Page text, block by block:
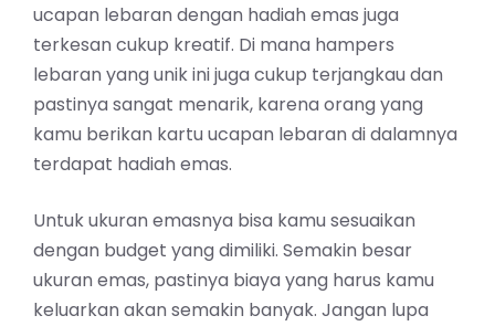
ucapan lebaran dengan hadiah emas juga
terkesan cukup kreatif. Di mana hampers
lebaran yang unik ini juga cukup terjangkau dan
pastinya sangat menarik, karena orang yang
kamu berikan kartu ucapan lebaran di dalamnya
terdapat hadiah emas.
Untuk ukuran emasnya bisa kamu sesuaikan
dengan budget yang dimiliki. Semakin besar
ukuran emas, pastinya biaya yang harus kamu
keluarkan akan semakin banyak. Jangan lupa